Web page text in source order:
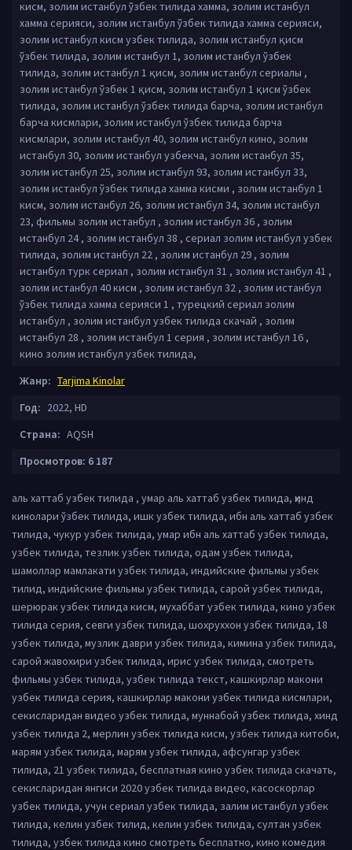
кисм, золим истанбул ўзбек тилида хамма, золим истанбул
хамма серияси, золим истанбул ўзбек тилида хамма серияси,
золим истанбул кисм узбек тилида, золим истанбул қисм
ўзбек тилида, золим истанбул 1, золим истанбул ўзбек
тилида, золим истанбул 1 қисм, золим истанбул сериалы ,
золим истанбул ўзбек 1 қисм, золим истанбул 1 қисм ўзбек
тилида, золим истанбул ўзбек тилида барча, золим истанбул
барча кисмлари, золим истанбул ўзбек тилида барча
кисмлари, золим истанбул 40, золим истанбул кино, золим
истанбул 30, золим истанбул узбекча, золим истанбул 35,
золим истанбул 25, золим истанбул 93, золим истанбул 33,
золим истанбул ўзбек тилида хамма кисми , золим истанбул 1
кисм, золим истанбул 26, золим истанбул 34, золим истанбул
23, фильмы золим истанбул , золим истанбул 36 , золим
истанбул 24 , золим истанбул 38 , сериал золим истанбул узбек
тилида, золим истанбул 22 , золим истанбул 29 , золим
истанбул турк сериал , золим истанбул 31 , золим истанбул 41 ,
золим истанбул 40 кисм , золим истанбул 32 , золим истанбул
ўзбек тилида хамма серияси 1 , турецкий сериал золим
истанбул , золим истанбул узбек тилида скачай , золим
истанбул 28 , золим истанбул 1 серия , золим истанбул 16 ,
кино золим истанбул узбек тилида,
Жанр: Tarjima Kinolar
Год: 2022, HD
Страна: AQSH
Просмотров: 6 187
аль хаттаб узбек тилида , умар аль хаттаб узбек тилида, ҳинд
кинолари ўзбек тилида, ишк узбек тилида, ибн аль хаттаб узбек
тилида, чукур узбек тилида, умар ибн аль хаттаб узбек тилида,
узбек тилида, тезлик узбек тилида, одам узбек тилида,
шамоллар мамлакати узбек тилида, индийские фильмы узбек
тилид, индийские фильмы узбек тилида, сарой узбек тилида,
шерюрак узбек тилида кисм, мухаббат узбек тилида, кино узбек
тилида серия, севги узбек тилида, шохруххон узбек тилида, 18
узбек тилида, музлик даври узбек тилида, кимина узбек тилида,
сарой жавохири узбек тилида, ирис узбек тилида, смотреть
фильмы узбек тилида, узбек тилида текст, кашкирлар макони
узбек тилида серия, кашкирлар макони узбек тилида кисмлари,
секисларидан видео узбек тилида, муннабой узбек тилида, хинд
узбек тилида 2, мерлин узбек тилида кисм, узбек тилида китоби,
марям узбек тилида, марям узбек тилида, афсунгар узбек
тилида, 21 узбек тилида, бесплатная кино узбек тилида скачать,
секисларидан янгиси 2020 узбек тилида видео, касоскорлар
узбек тилида, учун сериал узбек тилида, залим истанбул узбек
тилида, келин узбек тилид, келин узбек тилида, султан узбек
тилида, узбек тилида кино смотреть бесплатно, кино комедия